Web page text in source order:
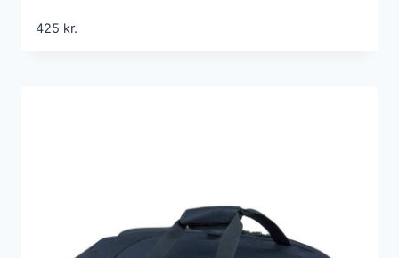
425 kr.